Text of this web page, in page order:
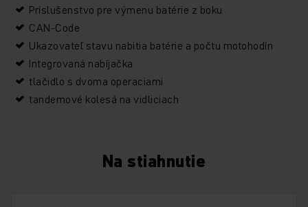
Príslušenstvo pre výmenu batérie z boku
CAN-Code
Ukazovateľ stavu nabitia batérie a počtu motohodín
Integrovaná nabíjačka
tlačidlo s dvoma operaciami
tandemové kolesá na vidliciach
Na stiahnutie